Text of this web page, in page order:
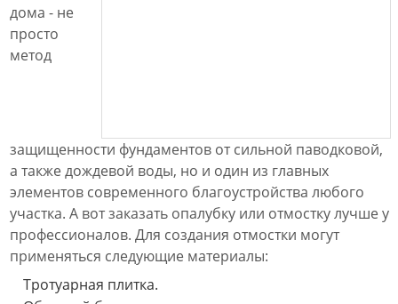
дома - не
просто
метод
защищенности фундаментов от сильной паводковой,
а также дождевой воды, но и один из главных
элементов современного благоустройства любого
участка. А вот заказать опалубку или отмостку лучше у
профессионалов. Для создания отмостки могут
применяться следующие материалы:
Тротуарная плитка.